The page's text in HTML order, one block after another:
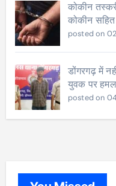
कोकीन
कोकीन सहित
posted on
डोंगरगढ़ में
युवक पर
posted on